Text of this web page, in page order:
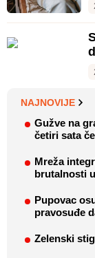
NAJNOVIJE
Gužve na
četiri sata
Mreža
brutalnosti
Pupovac
pravosuđe
Zelenski